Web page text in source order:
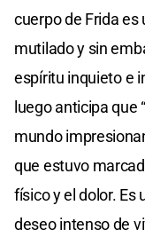
cuerpo de Frida es
mutilado y sin
espíritu inquieto e
luego anticipa que
mundo
que estuvo
físico y el dolor. Es
deseo intenso de